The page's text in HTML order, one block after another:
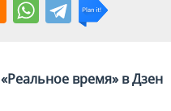
«Реальное время» в Дзен